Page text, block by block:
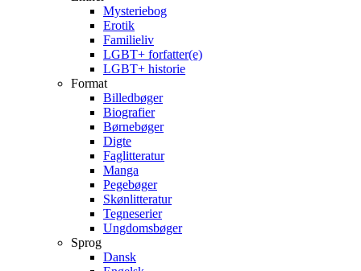
Mysteriebog
Erotik
Familieliv
LGBT+ forfatter(e)
LGBT+ historie
Format
Billedbøger
Biografier
Børnebøger
Digte
Faglitteratur
Manga
Pegebøger
Skønlitteratur
Tegneserier
Ungdomsbøger
Sprog
Dansk